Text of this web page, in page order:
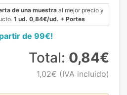
de una muestra al mejor precio y
1 ud. 0,84€/ud. + Portes
de 99€!
Total: 0,84€
1,02€ (IVA incluido)